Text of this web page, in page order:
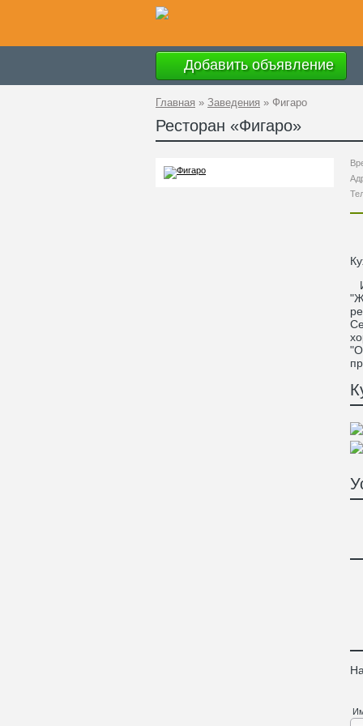
Добавить объявление
Главная » Заведения » Фигаро
Ресторан «Фигаро»